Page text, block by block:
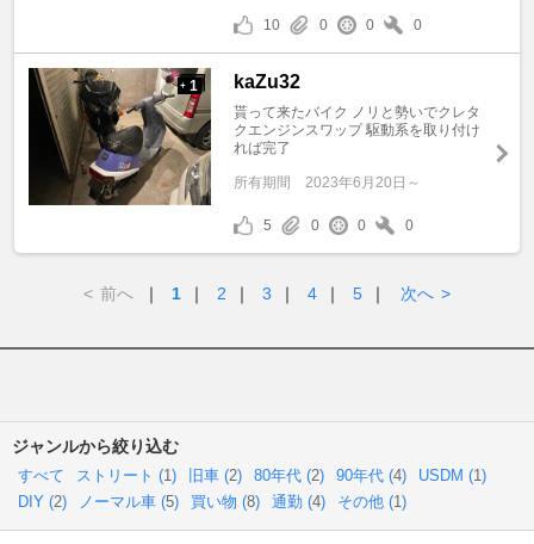
10 0 0 0
+ 1 kaZu32
貰って来たバイク ノリと勢いでクレタ
クエンジンスワップ 駆動系を取り付け
れば完了
所有期間 2023年6月20日～
5 0 0 0
< 前へ ｜ 1 ｜ 2 ｜ 3 ｜ 4 ｜ 5 ｜ 次へ >
ジャンルから絞り込む
すべて ストリート (1) 旧車 (2) 80年代 (2) 90年代 (4) USDM (1)
DIY (2) ノーマル車 (5) 買い物 (8) 通勤 (4) その他 (1)